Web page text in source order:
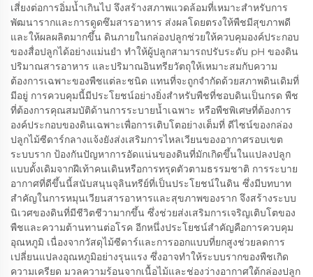
เสี่ยงต่อการอิ่มน้ำเกินไป จึงสร้างสภาพแวดล้อมที่เหมาะสำหรับการ
พัฒนารากและการดูดซึมสารอาหาร ส่งผลโดยตรงให้พืชมีสุขภาพดี
และให้ผลผลิตมากขึ้น ดินภายในกล่องปลูกช่วยให้ควบคุมองค์ประกอบ
ของสื่อปลูกได้อย่างแม่นยำ ทำให้ผู้ปลูกสามารถปรับระดับ pH ของดิน
ปริมาณสารอาหาร และปริมาณอินทรียวัตถุให้เหมาะสมกับความ
ต้องการเฉพาะของพืชแต่ละชนิด แทนที่จะถูกจำกัดด้วยสภาพดินเดิมที่
มีอยู่ การควบคุมนี้มีประโยชน์อย่างยิ่งสำหรับพืชที่ชอบดินเป็นกรด พืช
ที่ต้องการคุณสมบัติด้านการระบายน้ำเฉพาะ หรือพืชพิเศษที่ต้องการ
องค์ประกอบของดินเฉพาะเพื่อการเติบโตอย่างเต็มที่ ดีไซน์ของกล่อง
ปลูกไม้ซีดาร์กลางแจ้งยังส่งเสริมการไหลเวียนของอากาศรอบเขต
ระบบราก ป้องกันปัญหาการอัดแน่นของดินที่มักเกิดขึ้นในแปลงปลูก
แบบดั้งเดิมจากฝีเท้าคนเดินหรือการทรุดตัวตามธรรมชาติ การระบาย
อากาศที่ดีขึ้นนี้สนับสนุนจุลินทรีย์ที่เป็นประโยชน์ในดิน ซึ่งมีบทบาท
สำคัญในการหมุนเวียนสารอาหารและสุขภาพของราก จึงสร้างระบบ
นิเวศของดินที่มีชีวิตชีวามากขึ้น ซึ่งช่วยส่งเสริมการเจริญเติบโตของ
พืชและความต้านทานต่อโรค อีกหนึ่งประโยชน์สำคัญคือการควบคุม
อุณหภูมิ เนื่องจากวัสดุไม้ซีดาร์และการออกแบบที่ยกสูงช่วยลดการ
เปลี่ยนแปลงอุณหภูมิอย่างรุนแรง ซึ่งอาจทำให้ระบบรากของพืชเกิด
ความเครียด มวลความร้อนจากเนื้อไม้และช่องว่างอากาศใต้กล่องปลูก